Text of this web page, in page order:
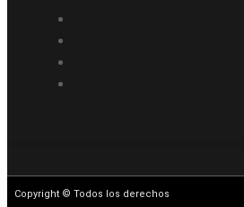
Copyright © Todos los derechos